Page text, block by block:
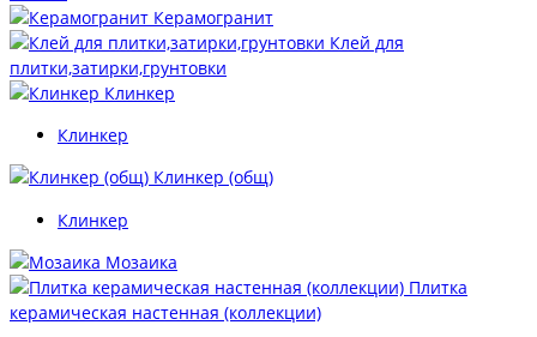
Керамогранит
Клей для
плитки,затирки,грунтовки
Клинкер
Клинкер
Клинкер (общ)
Клинкер
Мозаика
Плитка
керамическая настенная (коллекции)